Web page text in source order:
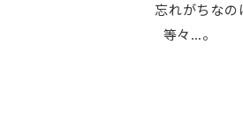
忘れがちなの
等々…。